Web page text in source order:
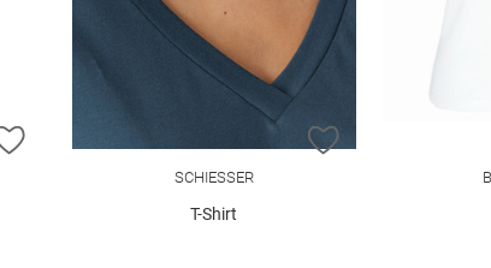
ZUR WUNSCHLISTE HINZUFÜGEN ZUR
SCHIESSER
T-Shirt